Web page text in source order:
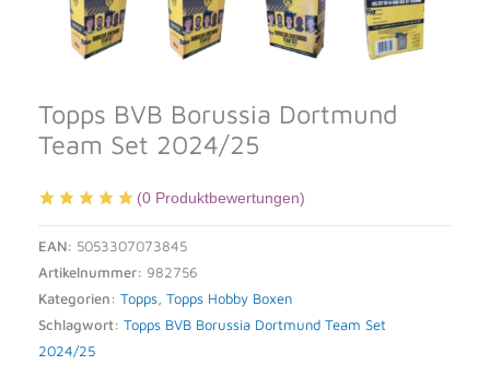
Topps BVB Borussia Dortmund
Team Set 2024/25
(0 Produktbewertungen)
EAN: 5053307073845
Artikelnummer: 982756
Kategorien: Topps Topps Hobby Boxen
Schlagwort: Topps BVB Borussia Dortmund Team Set
2024/25